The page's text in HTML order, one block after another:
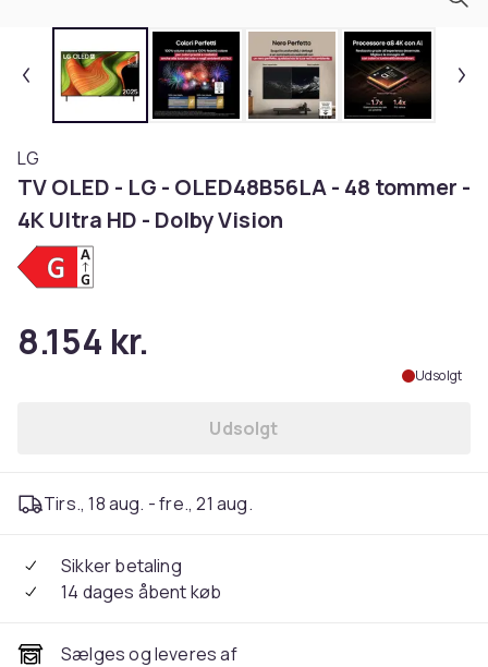
LG
TV OLED - LG - OLED48B56LA - 48 tommer -
4K Ultra HD - Dolby Vision
8.154 kr.
Udsolgt
Udsolgt
Tirs., 18 aug. - fre., 21 aug.
Sikker betaling
14 dages åbent køb
Sælges og leveres af